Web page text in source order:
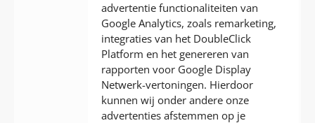
advertentie functionaliteiten van
Google Analytics, zoals remarketing,
integraties van het DoubleClick
Platform en het genereren van
rapporten voor Google Display
Netwerk-vertoningen. Hierdoor
kunnen wij onder andere onze
advertenties afstemmen op je